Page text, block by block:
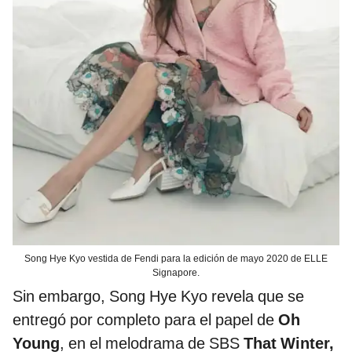
Song Hye Kyo vestida de Fendi para la edición de mayo 2020 de ELLE
Signapore.
Sin embargo, Song Hye Kyo revela que se
entregó por completo para el papel de Oh
Young, en el melodrama de SBS That Winter,